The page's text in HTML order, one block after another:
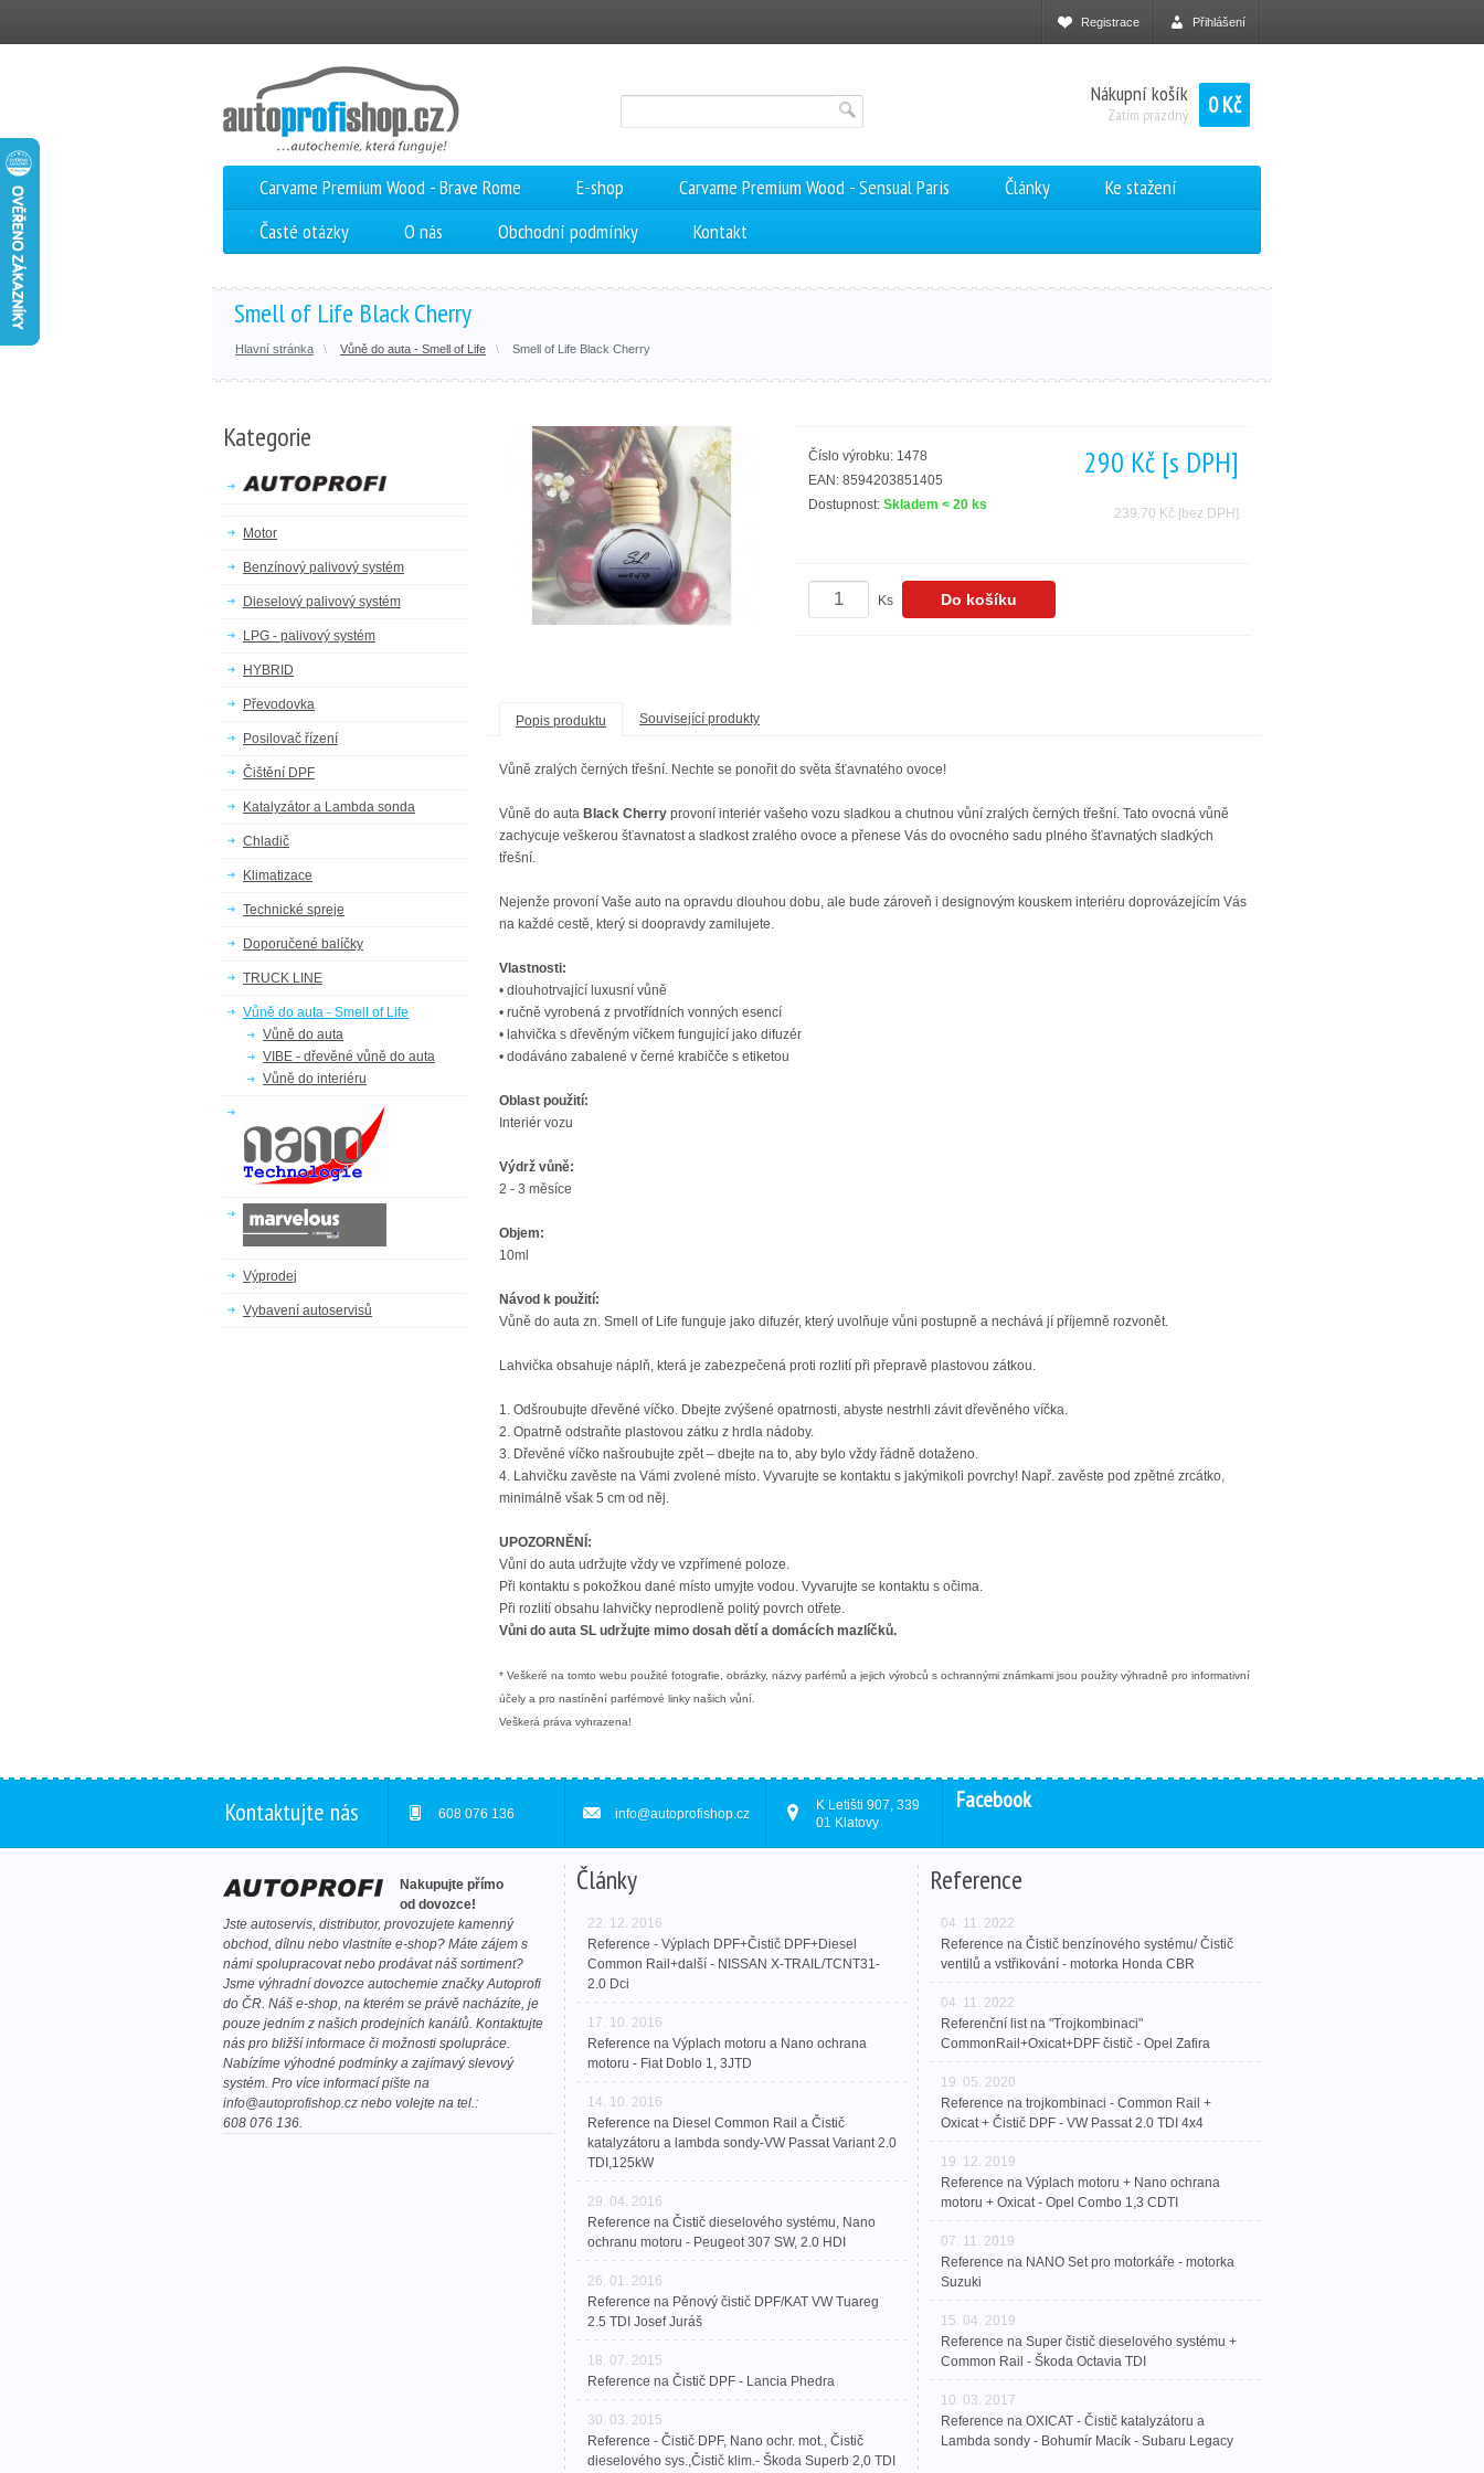
Přihlášení
Registrace
0 Kč
Nákupní košík
Zatím prázdný
Carvame Premium Wood - Brave Rome E-shop Carvame Premium Wood - Sensual Paris Články
Ke stažení
Časté otázky
O nás Obchodní podmínky Kontakt
Smell of Life Black Cherry
Hlavní stránka Vůně do auta - Smell of Life Smell of Life Black Cherry
Kategorie
Motor
Benzínový palivový systém
Dieselový palivový systém
LPG - palivový systém
HYBRID
Převodovka
Posilovač řízení
Čištění DPF
Katalyzátor a Lambda sonda
Chladič
Klimatizace
Technické spreje
Doporučené balíčky
TRUCK LINE
Vůně do auta - Smell of Life
Vůně do auta
VIBE - dřevěné vůně do auta
Vůně do interiéru
Výprodej
Vybavení autoservisů
Číslo výrobku: 1478
EAN: 8594203851405
Dostupnost: Skladem < 20 ks
290 Kč [s DPH]
239.70 Kč [bez DPH]
Ks
Popis produktu Související produkty
Vůně zralých černých třešní. Nechte se ponořit do světa šťavnatého ovoce!
Vůně do auta Black Cherry provoní interiér vašeho vozu sladkou a chutnou vůní zralých černých třešní. Tato ovocná vůně
zachycuje veškerou šťavnatost a sladkost zralého ovoce a přenese Vás do ovocného sadu plného šťavnatých sladkých
třešní.
Nejenže provoní Vaše auto na opravdu dlouhou dobu, ale bude zároveň i designovým kouskem interiéru doprovázejícím Vás
na každé cestě, který si doopravdy zamilujete.
Vlastnosti:
• dlouhotrvající luxusní vůně
• ručně vyrobená z prvotřídních vonných esencí
• lahvička s dřevěným víčkem fungující jako difuzér
• dodáváno zabalené v černé krabičče s etiketou
Oblast použití:
Interiér vozu
Výdrž vůně:
2 - 3 měsíce
Objem:
10ml
Návod k použití:
Vůně do auta zn. Smell of Life funguje jako difuzér, který uvolňuje vůni postupně a nechává jí příjemně rozvonět.
Lahvička obsahuje náplň, která je zabezpečená proti rozlití při přepravě plastovou zátkou.
1. Odšroubujte dřevěné víčko. Dbejte zvýšené opatrnosti, abyste nestrhli závit dřevěného víčka.
2. Opatrně odstraňte plastovou zátku z hrdla nádoby.
3. Dřevěné víčko našroubujte zpět – dbejte na to, aby bylo vždy řádně dotaženo.
4. Lahvičku zavěste na Vámi zvolené místo. Vyvarujte se kontaktu s jakýmikoli povrchy! Např. zavěste pod zpětné zrcátko,
minimálně však 5 cm od něj.
UPOZORNĚNÍ:
Vůni do auta udržujte vždy ve vzpřímené poloze.
Při kontaktu s pokožkou dané místo umyjte vodou. Vyvarujte se kontaktu s očima.
Při rozlití obsahu lahvičky neprodleně politý povrch otřete.
Vůni do auta SL udržujte mimo dosah dětí a domácích mazlíčků.
* Veškeré na tomto webu použité fotografie, obrázky, názvy parfémů a jejich výrobců s ochrannými známkami jsou použity výhradně pro informativní
účely a pro nastínění parfémové linky našich vůní.
Veškerá práva vyhrazena!
Kontaktujte nás 608 076 136 info@autoprofishop.cz
K Letišti 907, 339
01 Klatovy
Facebook
Nakupujte přímo
od dovozce!
Jste autoservis, distributor, provozujete kamenný
obchod, dílnu nebo vlastníte e-shop? Máte zájem s
námi spolupracovat nebo prodávat náš sortiment?
Jsme výhradní dovozce autochemie značky Autoprofi
do ČR. Náš e-shop, na kterém se právě nacházíte, je
pouze jedním z našich prodejních kanálů. Kontaktujte
nás pro bližší informace či možnosti spolupráce.
Nabízíme výhodné podmínky a zajímavý slevový
systém. Pro více informací pište na
info@autoprofishop.cz nebo volejte na tel.:
608 076 136.
Články
22. 12. 2016
Reference - Výplach DPF+Čistič DPF+Diesel
Common Rail+další - NISSAN X-TRAIL/TCNT31-
2.0 Dci
17. 10. 2016
Reference na Výplach motoru a Nano ochrana
motoru - Fiat Doblo 1, 3JTD
14. 10. 2016
Reference na Diesel Common Rail a Čistič
katalyzátoru a lambda sondy-VW Passat Variant 2.0
TDI,125kW
29. 04. 2016
Reference na Čistič dieselového systému, Nano
ochranu motoru - Peugeot 307 SW, 2.0 HDI
26. 01. 2016
Reference na Pěnový čistič DPF/KAT VW Tuareg
2.5 TDI Josef Juráš
18. 07. 2015
Reference na Čistič DPF - Lancia Phedra
30. 03. 2015
Reference - Čistič DPF, Nano ochr. mot., Čistič
dieselového sys.,Čistič klim.- Škoda Superb 2,0 TDI
Reference
04. 11. 2022
Reference na Čistič benzínového systému/ Čistič
ventilů a vstřikování - motorka Honda CBR
04. 11. 2022
Referenční list na "Trojkombinaci"
CommonRail+Oxicat+DPF čistič - Opel Zafira
19. 05. 2020
Reference na trojkombinaci - Common Rail +
Oxicat + Čistič DPF - VW Passat 2.0 TDI 4x4
19. 12. 2019
Reference na Výplach motoru + Nano ochrana
motoru + Oxicat - Opel Combo 1,3 CDTI
07. 11. 2019
Reference na NANO Set pro motorkáře - motorka
Suzuki
15. 04. 2019
Reference na Super čistič dieselového systému +
Common Rail - Škoda Octavia TDI
10. 03. 2017
Reference na OXICAT - Čistič katalyzátoru a
Lambda sondy - Bohumír Macík - Subaru Legacy